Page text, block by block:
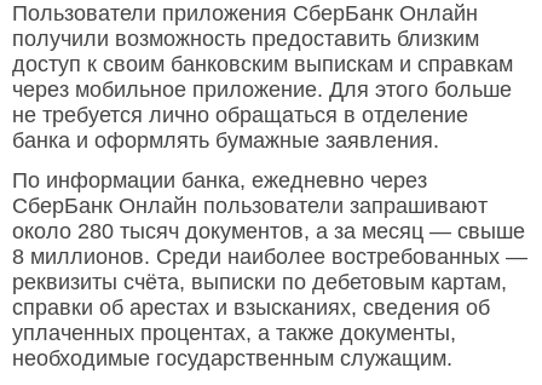
Пользователи приложения СберБанк Онлайн
получили возможность предоставить близким
доступ к своим банковским выпискам и справкам
через мобильное приложение. Для этого больше
не требуется лично обращаться в отделение
банка и оформлять бумажные заявления.
По информации банка, ежедневно через
СберБанк Онлайн пользователи запрашивают
около 280 тысяч документов, а за месяц — свыше
8 миллионов. Среди наиболее востребованных —
реквизиты счёта, выписки по дебетовым картам,
справки об арестах и взысканиях, сведения об
уплаченных процентах, а также документы,
необходимые государственным служащим.